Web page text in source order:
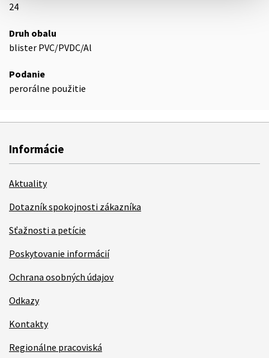
24
Druh obalu
blister PVC/PVDC/Al
Podanie
perorálne použitie
Informácie
Aktuality
Dotazník spokojnosti zákazníka
Sťažnosti a petície
Poskytovanie informácií
Ochrana osobných údajov
Odkazy
Kontakty
Regionálne pracoviská